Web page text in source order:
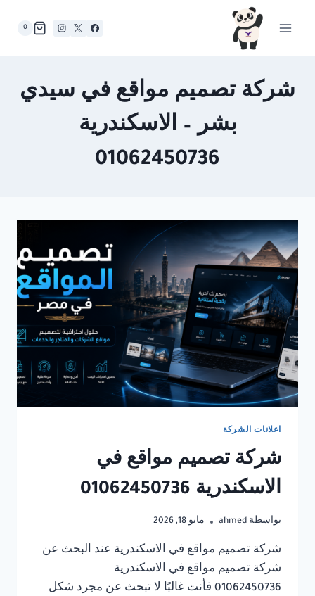
0
شركة تصميم مواقع في سيدي
بشر – الاسكندرية
01062450736
اعلانات الشركة
شركة تصميم مواقع في
الاسكندرية 01062450736
بواسطة ahmed مايو 18, 2026
شركة تصميم مواقع في الاسكندرية عند البحث عن
شركة تصميم مواقع في الاسكندرية
01062450736 فأنت غالبًا لا تبحث عن مجرد شكل